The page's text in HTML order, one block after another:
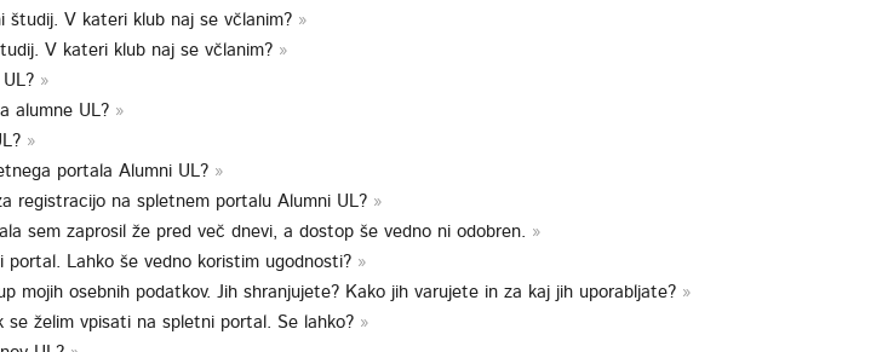
študij. V kateri klub naj se včlanim?
V kateri klub naj se včlanim?
alumne UL?
portala Alumni UL?
registracijo na spletnem portalu Alumni UL?
sem zaprosil že pred več dnevi, a dostop še vedno ni odobren.
portal. Lahko še vedno koristim ugodnosti?
mojih osebnih podatkov. Jih shranjujete? Kako jih varujete in za kaj jih uporabljate?
se želim vpisati na spletni portal. Se lahko?